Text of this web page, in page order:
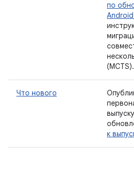
по
(MCTS).
Что нового
выпуску
к